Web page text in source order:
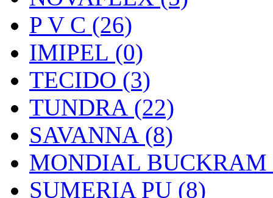
P V C (26)
IMIPEL (0)
TECIDO (3)
TUNDRA (22)
SAVANNA (8)
MONDIAL BUCKRAM
SUMERIA PU (8)